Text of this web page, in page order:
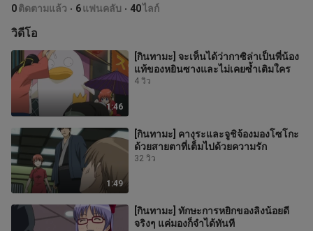
0ติดตามแล้ว 6แฟนคลับ 40ไลก์
วิดีโอ
1:46
[กินทามะ] จะเห็นได้ว่ากาซิล่าเป็นพี่น้อง
แท้ของหยินซางและไม่เคยซ้ำเติมใคร
4 วิว
1:49
[กินทามะ] คางุระและจูชิจ้องมองโซโกะ
ด้วยสายตาที่เต็มไปด้วยความรัก
32 วิว
[กินทามะ] ทักษะการหยิกของลิงน้อยดี
จริงๆ แค่มองก็จำได้ทันที
ข้าสู่
ะบบ
Tiếng Việt
Bahasa Melayu